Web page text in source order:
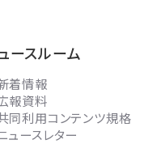
ースルーム
着情報
報資料
同利用コンテンツ規格
ュースレター